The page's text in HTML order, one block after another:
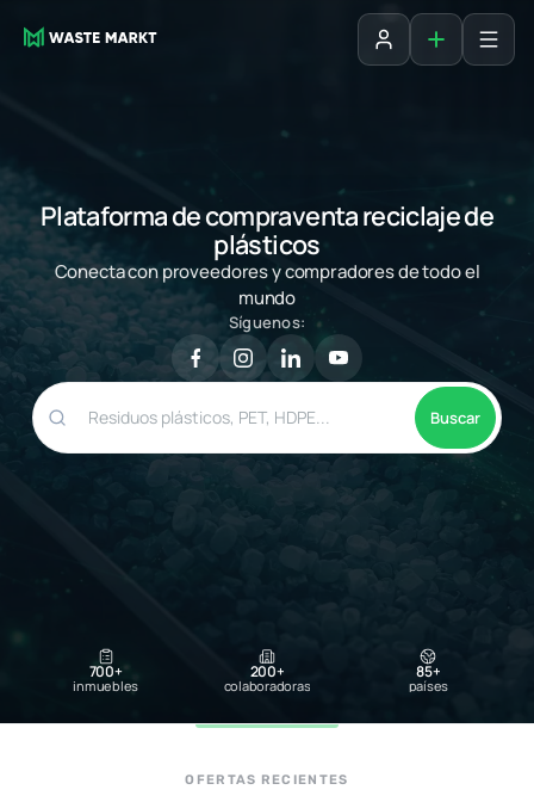
Iniciar sesión
Agregar
Plataforma de compraventa reciclaje de
plásticos
Conecta con proveedores y compradores de todo el
mundo
Síguenos:
Buscar
700+
inmuebles
200+
colaboradoras
85+
países
OFERTAS RECIENTES